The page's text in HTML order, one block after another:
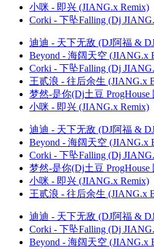
小咪 - 即兴 (JIANG.x Remix)
Corki - 下坠Falling (Dj
迪迪 - 天下无敌 (DJ阿福 &
Beyond - 海阔天空 (JIANG.x
Corki - 下坠Falling (Dj
王贰浪 - 往后余生 (JIANG.x
梦然-是你(Dj土豆 ProgHouse
小咪 - 即兴 (JIANG.x Remix)
迪迪 - 天下无敌 (DJ阿福 &
Beyond - 海阔天空 (JIANG.x
Corki - 下坠Falling (Dj
梦然-是你(Dj土豆 ProgHouse
小咪 - 即兴 (JIANG.x Remix)
王贰浪 - 往后余生 (JIANG.x
迪迪 - 天下无敌 (DJ阿福 &
Corki - 下坠Falling (Dj
Beyond - 海阔天空 (JIANG.x